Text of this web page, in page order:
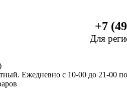
+7
Для
Ежедневно с 10-00 до 21-00